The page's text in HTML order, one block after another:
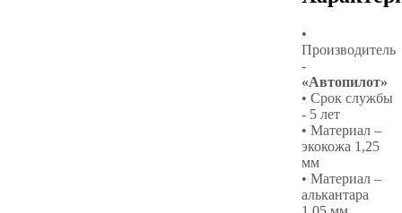
•
Производитель
-
«Автопилот»
• Срок службы
- 5 лет
• Материал –
экокожа 1,25
мм
• Материал –
алькантара